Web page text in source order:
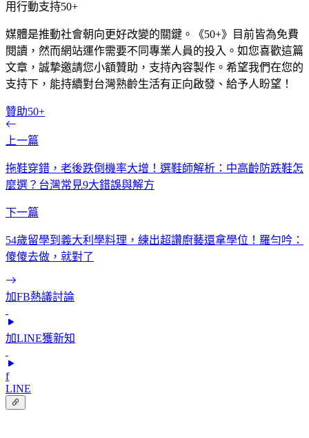
用行動支持50+
媒體是推動社會朝向更好改變的關鍵。《50+》目前皆為免費
閱讀，然而網站運作需要不同專業人員的投入。如您喜歡這篇
文章，誠摯邀請您小額贊助，支持內容製作。希望我們在您的
支持下，能持續對台灣熟齡生活有正向啟發、給予人盼望！
贊助50+
上一篇
拖鞋穿錯，老後跌倒機率大增！選鞋師解析：中高齡防跌鞋怎
麼選？台灣常見9大錯誤與解方
下一篇
54歲留學到義大利學料理，練出超讚廚藝還拿學位！羅勻吟：
傻傻去做，就對了
加FB熱議討論
加LINE獲新知
f
LINE